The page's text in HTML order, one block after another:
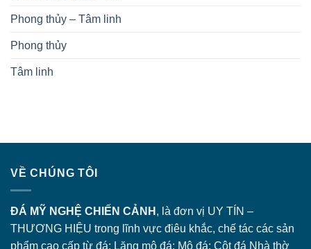
Phong thủy – Tâm linh
Phong thủy
Tâm linh
VỀ CHÚNG TÔI
ĐÁ MỸ NGHỆ CHIẾN CẢNH , là đơn vị UY TÍN –
THƯƠNG HIỆU trong lĩnh vực điêu khắc, chế tác các sản
phẩm cao cấp từ đá: Lăng mộ đá; Mộ đá; Cột đá Nhà thờ